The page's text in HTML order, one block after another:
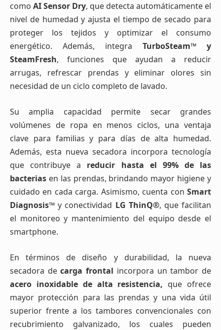
como AI Sensor Dry, que detecta automáticamente el
nivel de humedad y ajusta el tiempo de secado para
proteger los tejidos y optimizar el consumo
energético. Además, integra TurboSteam™ y
SteamFresh, funciones que ayudan a reducir
arrugas, refrescar prendas y eliminar olores sin
necesidad de un ciclo completo de lavado.
Su amplia capacidad permite secar grandes
volúmenes de ropa en menos ciclos, una ventaja
clave para familias y para días de alta humedad.
Además, esta nueva secadora incorpora tecnología
que contribuye a reducir hasta el 99% de las
bacterias en las prendas, brindando mayor higiene y
cuidado en cada carga. Asimismo, cuenta con Smart
Diagnosis™y conectividad LG ThinQ®, que facilitan
el monitoreo y mantenimiento del equipo desde el
smartphone.
En términos de diseño y durabilidad, la nueva
secadora decarga frontal incorpora un tambor de
acero inoxidable de alta resistencia, que ofrece
mayor protección para las prendas y una vida útil
superior frente a los tambores convencionales con
recubrimiento galvanizado, los cuales pueden